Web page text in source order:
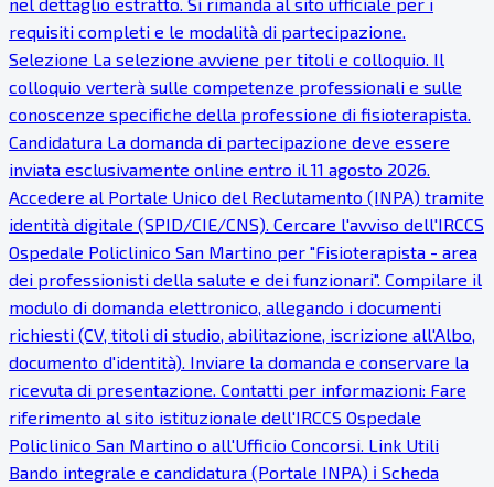
requisiti completi e le modalità di partecipazione.
Selezione La selezione avviene per titoli e colloquio. Il
colloquio verterà sulle competenze professionali e sulle
conoscenze specifiche della professione di fisioterapista.
Candidatura La domanda di partecipazione deve essere
inviata esclusivamente online entro il 11 agosto 2026.
Accedere al Portale Unico del Reclutamento (INPA) tramite
identità digitale (SPID/CIE/CNS). Cercare l'avviso dell'IRCCS
Ospedale Policlinico San Martino per "Fisioterapista - area
dei professionisti della salute e dei funzionari". Compilare il
modulo di domanda elettronico, allegando i documenti
richiesti (CV, titoli di studio, abilitazione, iscrizione all'Albo,
documento d'identità). Inviare la domanda e conservare la
ricevuta di presentazione. Contatti per informazioni: Fare
riferimento al sito istituzionale dell'IRCCS Ospedale
Policlinico San Martino o all'Ufficio Concorsi. Link Utili
Bando integrale e candidatura (Portale INPA) ℹ Scheda